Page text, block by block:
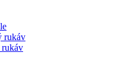
rukáv